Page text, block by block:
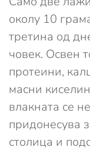
околу 10
третина од
човек. Освен
протеини,
масни
влакната се
придонесува
столица и